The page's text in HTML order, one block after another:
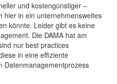
und kostengünstiger –
hier in ein unternehmensweites
könnte. Leider gibt es keine
Die DAMA hat am
nur best practices
in eine effiziente
Datenmanagementprozess